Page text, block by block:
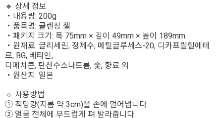
🔹 상세 정보
・내용량: 200g
・품목명: 클렌징 젤
・패키지 크기: 폭 75mm × 깊이 49mm × 높이 189mm
・원재료: 글리세린, 정제수, 메틸글루세스-20, 디카프릴릴에테
르, BG, 베타인,
디메치콘, 탄산수소나트륨, 숯, 향료 외
・원산지: 일본
🔹 사용방법
① 적당량(지름 약 3cm)을 손에 덜어냅니다.
② 얼굴 전체에 부드럽게 펴 발라줍니다.